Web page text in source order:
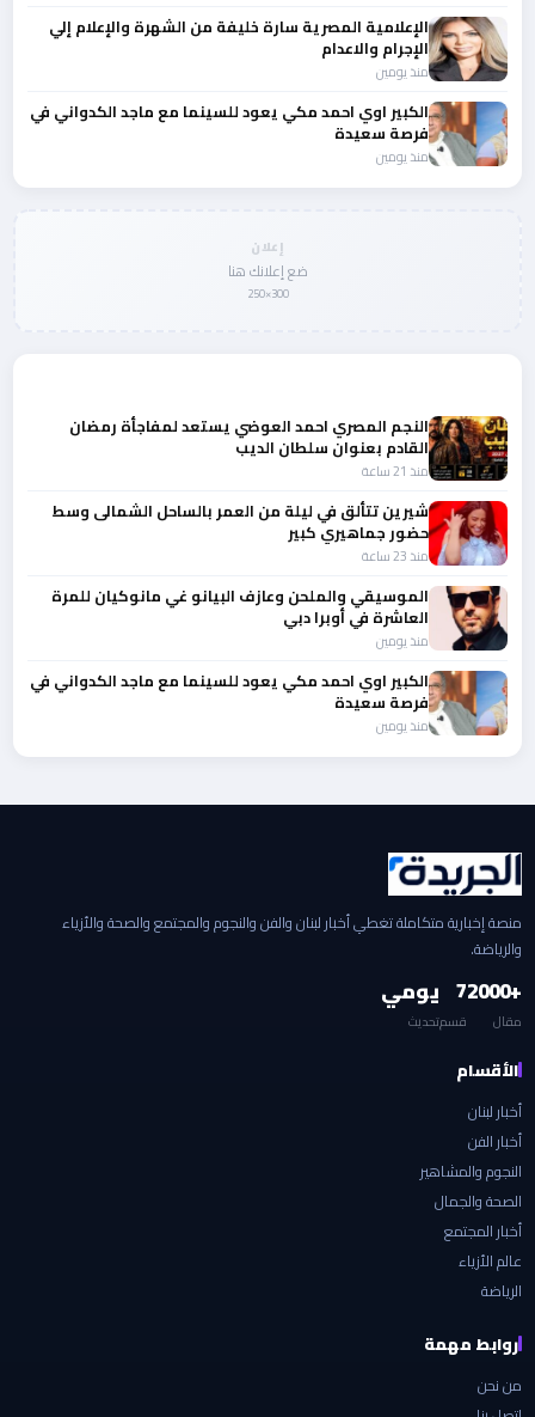
الإعلامية المصرية سارة خليفة من الشهرة والإعلام إلي
الإجرام والاعدام
منذ يومين
الكبير اوي احمد مكي يعود للسينما مع ماجد الكدواني في
فرصة سعيدة
منذ يومين
إعلان
ضع إعلانك هنا
300×250
النجم المصري احمد العوضي يستعد لمفاجأة رمضان
القادم بعنوان سلطان الديب
منذ 21 ساعة
شيرين تتألق في ليلة من العمر بالساحل الشمالى وسط
حضور جماهيري كبير
منذ 23 ساعة
الموسيقي والملحن وعازف البيانو غي مانوكيان للمرة
العاشرة في أوبرا دبي
منذ يومين
الكبير اوي احمد مكي يعود للسينما مع ماجد الكدواني في
فرصة سعيدة
منذ يومين
منصة إخبارية متكاملة تغطي أخبار لبنان والفن والنجوم والمجتمع والصحة والأزياء
والرياضة.
+2000
مقال
7
قسم
يومي
تحديث
الأقسام
أخبار لبنان
أخبار الفن
النجوم والمشاهير
الصحة والجمال
أخبار المجتمع
عالم الأزياء
الرياضة
روابط مهمة
من نحن